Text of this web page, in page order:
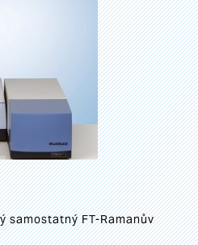
samostatný FT-Ramanův